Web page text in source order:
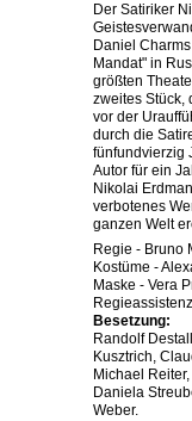
Der Satiriker
Daniel
Mandat" in
größten
zweites Stück,
vor der
durch die
fünfundvierzig
Autor für ein
Nikolai
verbotenes
ganzen Welt
Regie - Bruno
Kostüme -
Maske - Vera
Besetzung:
Randolf
Kusztrich,
Michael
Daniela
Weber.